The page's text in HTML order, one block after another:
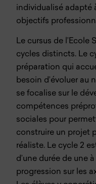
individualisé adapté
objectifs
Le cursus de l’Ecole
cycles distincts. Le
préparation qui
besoin d’évoluer au
se focalise sur le
compétences
sociales pour
construire un projet
réaliste. Le cycle 2
d’une durée de une
progression sur les